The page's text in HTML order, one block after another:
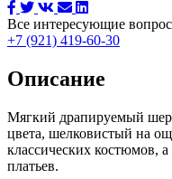
Все интересующие
+7 (921) 419-60-30
Описание
Мягкий драпируемый
цвета, шелковистый на
классических костюмов,
платьев.